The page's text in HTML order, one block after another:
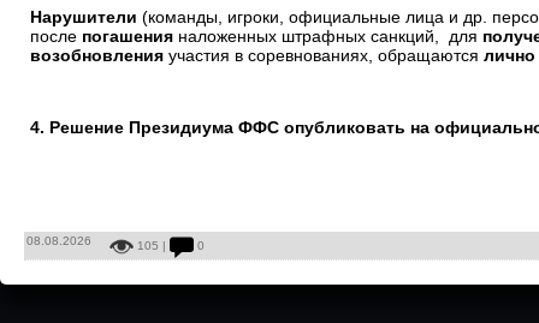
Нарушители (команды, игроки, официальные лица и др.
после погашения наложенных штрафных санкций, для
возобновления участия в соревнованиях, обращаются лично
4. Решение Президиума ФФС опубликовать на
08.08.2026 105 | 0